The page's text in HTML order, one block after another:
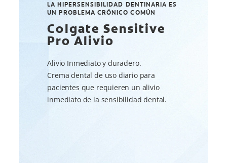
LA HIPERSENSIBILIDAD DENTINARIA ES
UN PROBLEMA CRÓNICO COMÚN
Colgate Sensitive
Pro Alivio
Alivio Inmediato y duradero.
Crema dental de uso diario para
pacientes que requieren un alivio
inmediato de la sensibilidad dental.